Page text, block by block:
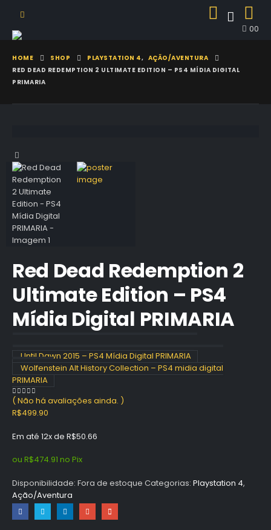
00
HOME SHOP PLAYSTATION 4, AÇÃO/AVENTURA
RED DEAD REDEMPTION 2 ULTIMATE EDITION – PS4 MÍDIA DIGITAL
PRIMARIA
Red Dead Redemption 2
Ultimate Edition – PS4
Mídia Digital PRIMARIA
Until Dawn 2015 – PS4 Mídia Digital PRIMARIA
Wolfenstein Alt History Collection – PS4 midia digital
PRIMARIA
0 out of 5
( Não há avaliações ainda. )
R$499.90
Em até 12x de R$50.66
ou R$474.91 no Pix
Disponibilidade: Fora de estoque Categorias: Playstation 4,
Ação/Aventura